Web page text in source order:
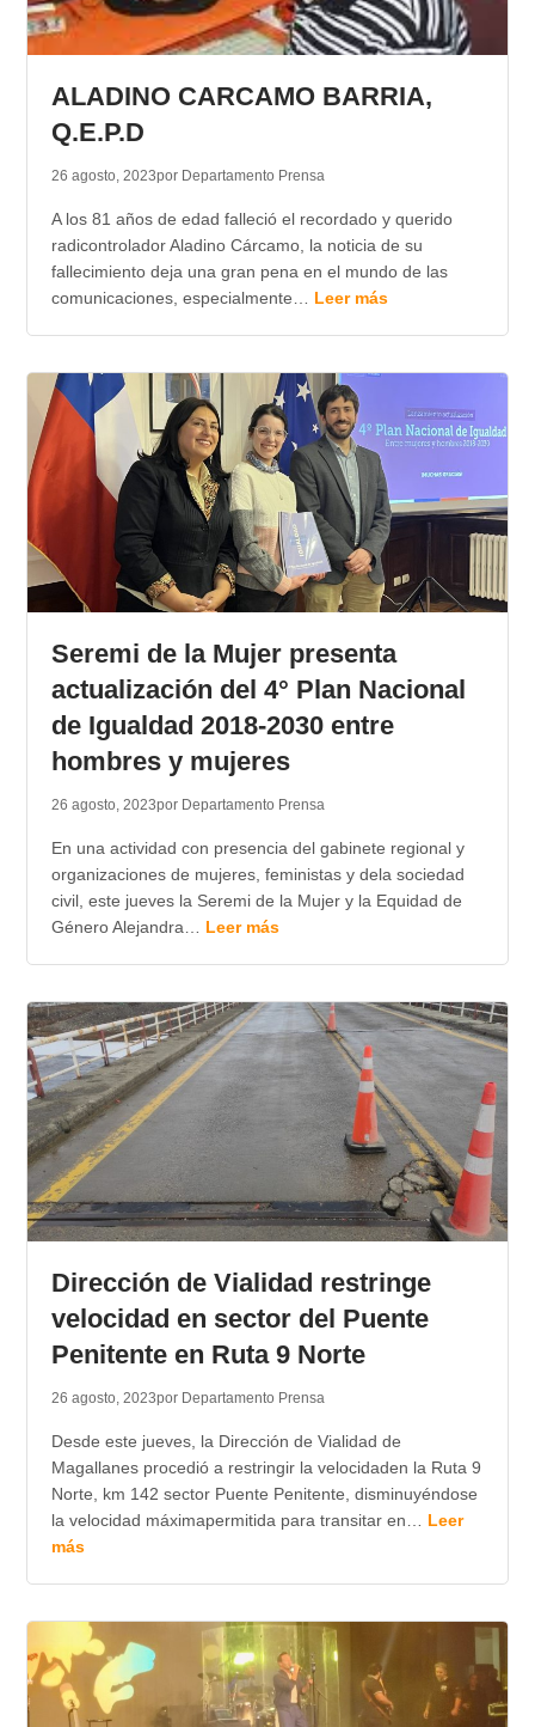
ALADINO CARCAMO BARRIA,
Q.E.P.D
26 agosto, 2023por Departamento Prensa
A los 81 años de edad falleció el recordado y querido
radicontrolador Aladino Cárcamo, la noticia de su
fallecimiento deja una gran pena en el mundo de las
comunicaciones, especialmente… Leer más
Seremi de la Mujer presenta
actualización del 4° Plan Nacional
de Igualdad 2018-2030 entre
hombres y mujeres
26 agosto, 2023por Departamento Prensa
En una actividad con presencia del gabinete regional y
organizaciones de mujeres, feministas y dela sociedad
civil, este jueves la Seremi de la Mujer y la Equidad de
Género Alejandra… Leer más
Dirección de Vialidad restringe
velocidad en sector del Puente
Penitente en Ruta 9 Norte
26 agosto, 2023por Departamento Prensa
Desde este jueves, la Dirección de Vialidad de
Magallanes procedió a restringir la velocidaden la Ruta 9
Norte, km 142 sector Puente Penitente, disminuyéndose
la velocidad máximapermitida para transitar en… Leer
más